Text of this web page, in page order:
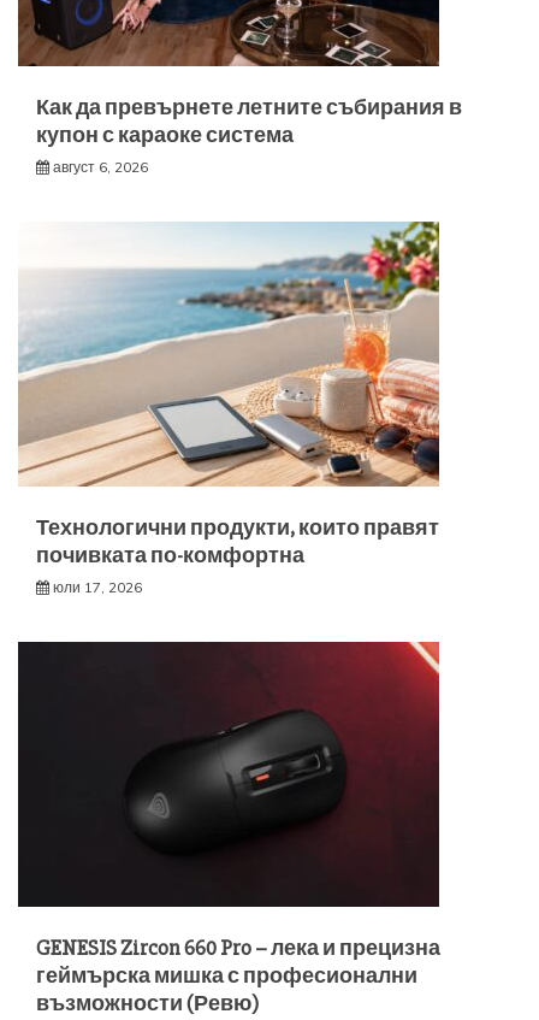
Как да превърнете летните събирания в
купон с караоке система
август 6, 2026
Технологични продукти, които правят
почивката по-комфортна
юли 17, 2026
GENESIS Zircon 660 Pro – лека и прецизна
геймърска мишка с професионални
възможности (Ревю)